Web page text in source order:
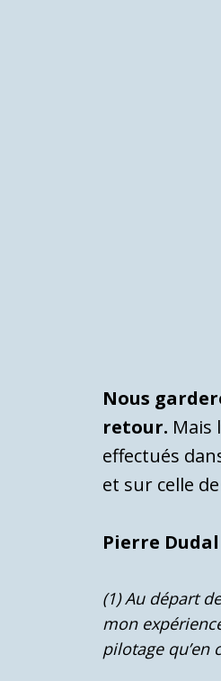
Nous
retour. Mais
effectués
et sur celle
Pierre Dudal
(1) Au départ
mon
pilotage qu’en